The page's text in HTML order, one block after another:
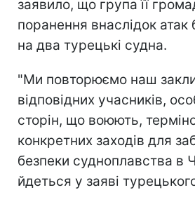
заявило, що група її
поранення внаслідок атак
на два турецькі судна.
"Ми повторюємо наш
відповідних учасників,
сторін, що воюють,
конкретних заходів для
безпеки судноплавства в
йдеться у заяві